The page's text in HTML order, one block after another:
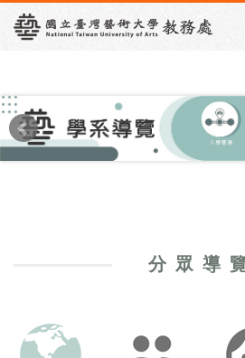
分眾導